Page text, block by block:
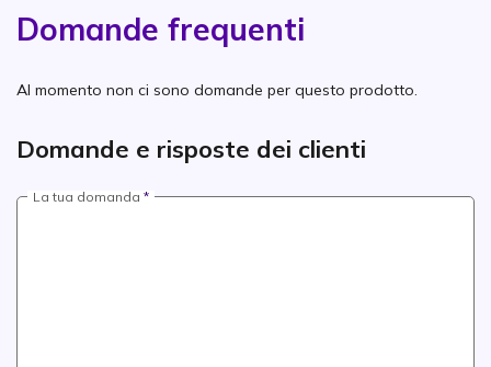
Domande frequenti
Al momento non ci sono domande per questo prodotto.
Domande e risposte dei clienti
La tua domanda